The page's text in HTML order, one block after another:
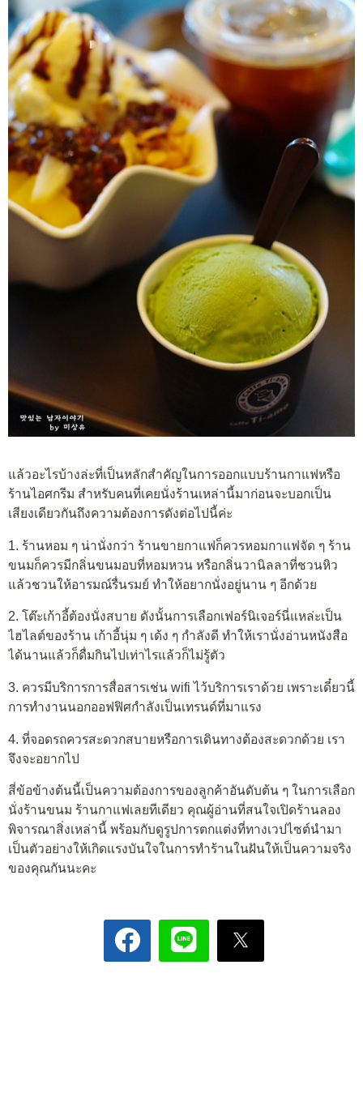
แล้วอะไรบ้างล่ะที่เป็นหลักสำคัญในการออกแบบร้านกาแฟหรือ
ร้านไอศกรีม สำหรับคนที่เคยนั่งร้านเหล่านี้มาก่อนจะบอกเป็น
เสียงเดียวกันถึงความต้องการดังต่อไปนี้ค่ะ
1. ร้านหอม ๆ น่านั่งกว่า ร้านขายกาแฟก็ควรหอมกาแฟจัด ๆ ร้าน
ขนมก็ควรมีกลิ่นขนมอบที่หอมหวน หรือกลิ่นวานิลลาที่ชวนหิว
แล้วชวนให้อารมณ์รื่นรมย์ ทำให้อยากนั่งอยู่นาน ๆ อีกด้วย
2. โต๊ะเก้าอี้ต้องนั่งสบาย ดังนั้นการเลือกเฟอร์นิเจอร์นี่แหล่ะเป็น
ไฮไลต์ของร้าน เก้าอี้นุ่ม ๆ เด้ง ๆ กำลังดี ทำให้เรานั่งอ่านหนังสือ
ได้นานแล้วก็ดื่มกินไปเท่าไรแล้วก็ไม่รู้ตัว
3. ควรมีบริการการสื่อสารเช่น wifi ไว้บริการเราด้วย เพราะเดี๋ยวนี้
การทำงานนอกออฟฟิศกำลังเป็นเทรนด์ที่มาแรง
4. ที่จอดรถควรสะดวกสบายหรือการเดินทางต้องสะดวกด้วย เรา
จึงจะอยากไป
สี่ข้อข้างต้นนี้เป็นความต้องการของลูกค้าอันดับต้น ๆ ในการเลือก
นั่งร้านขนม ร้านกาแฟเลยทีเดียว คุณผู้อ่านที่สนใจเปิดร้านลอง
พิจารณาสิ่งเหล่านี้ พร้อมกับดูรูปการตกแต่งที่ทางเวปไซต์นำมา
เป็นตัวอย่างให้เกิดแรงบันใจในการทำร้านในฝันให้เป็นความจริง
ของคุณกันนะคะ